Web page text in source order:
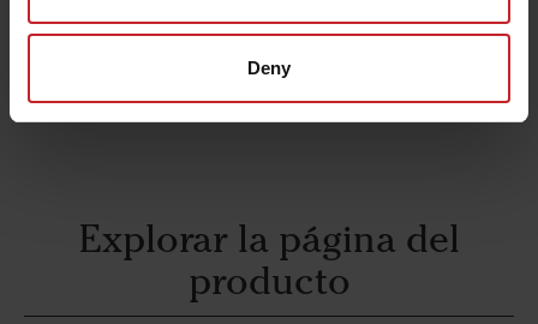
Deny
Explorar la página del
producto